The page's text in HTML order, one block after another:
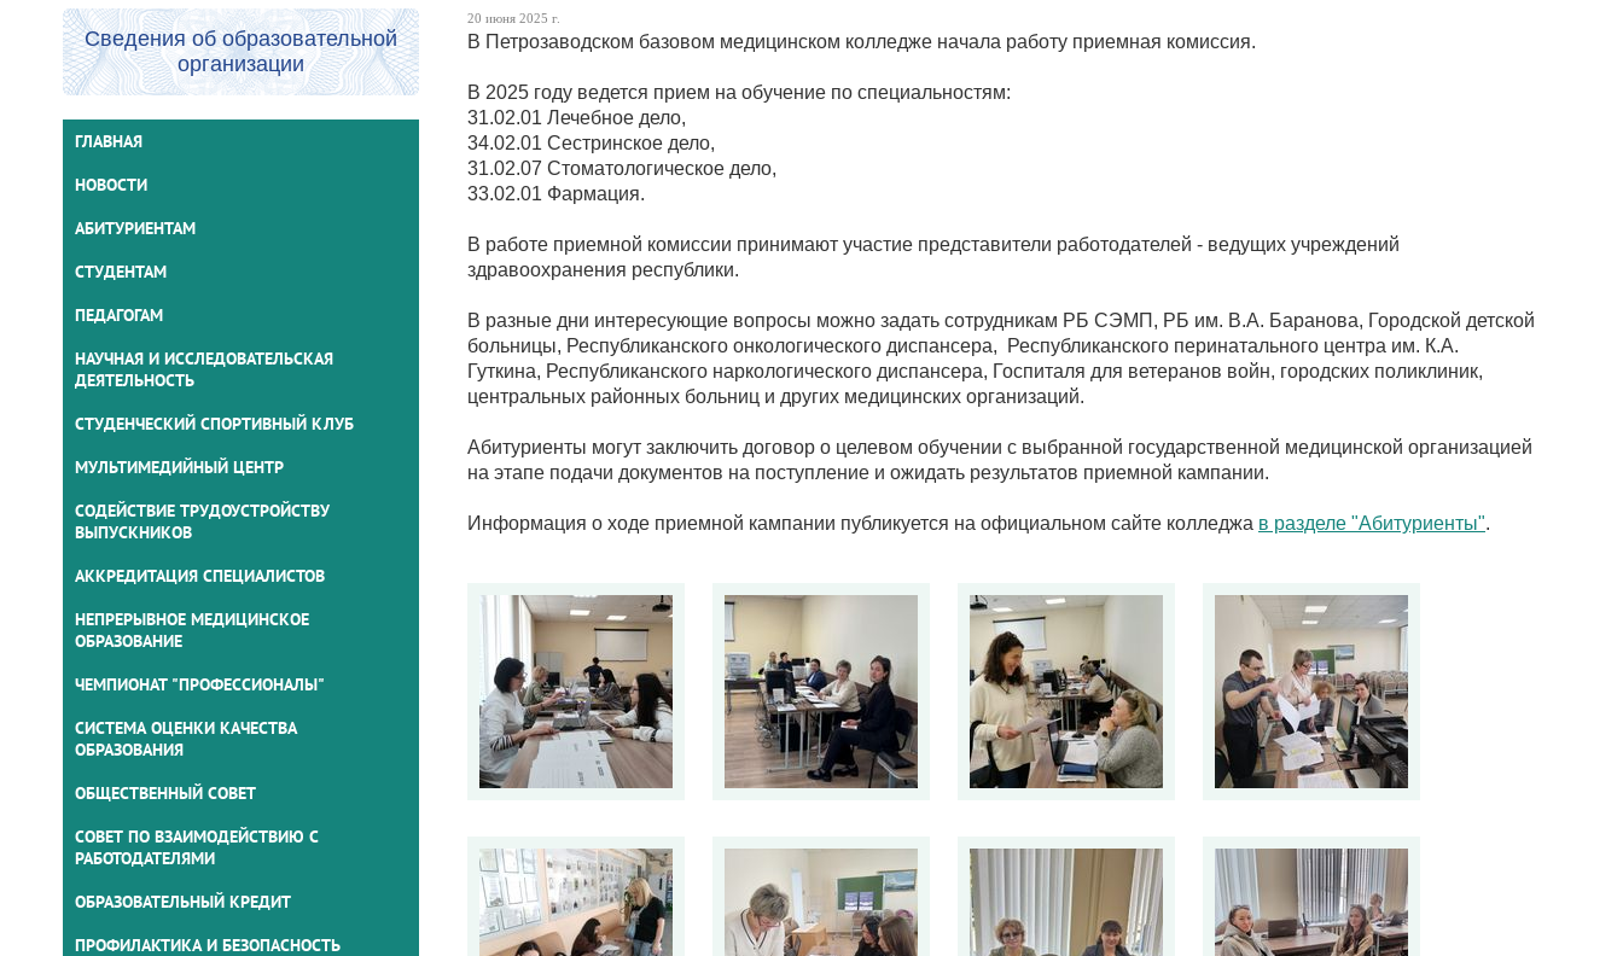
Сведения об образовательной
организации
ГЛАВНАЯ
НОВОСТИ
АБИТУРИЕНТАМ
СТУДЕНТАМ
ПЕДАГОГАМ
НАУЧНАЯ И ИССЛЕДОВАТЕЛЬСКАЯ
ДЕЯТЕЛЬНОСТЬ
СТУДЕНЧЕСКИЙ СПОРТИВНЫЙ КЛУБ
МУЛЬТИМЕДИЙНЫЙ ЦЕНТР
СОДЕЙСТВИЕ ТРУДОУСТРОЙСТВУ
ВЫПУСКНИКОВ
АККРЕДИТАЦИЯ СПЕЦИАЛИСТОВ
НЕПРЕРЫВНОЕ МЕДИЦИНСКОЕ
ОБРАЗОВАНИЕ
ЧЕМПИОНАТ "ПРОФЕССИОНАЛЫ"
СИСТЕМА ОЦЕНКИ КАЧЕСТВА
ОБРАЗОВАНИЯ
ОБЩЕСТВЕННЫЙ СОВЕТ
СОВЕТ ПО ВЗАИМОДЕЙСТВИЮ С
РАБОТОДАТЕЛЯМИ
ОБРАЗОВАТЕЛЬНЫЙ КРЕДИТ
ПРОФИЛАКТИКА И БЕЗОПАСНОСТЬ
20 июня 2025 г.
В Петрозаводском базовом медицинском колледже начала работу приемная комиссия.
В 2025 году ведется прием на обучение по специальностям:
31.02.01 Лечебное дело,
34.02.01 Сестринское дело,
31.02.07 Стоматологическое дело,
33.02.01 Фармация.
В работе приемной комиссии принимают участие представители работодателей - ведущих учреждений
здравоохранения республики.
В разные дни интересующие вопросы можно задать сотрудникам РБ СЭМП, РБ им. В.А. Баранова, Городской детской
больницы, Республиканского онкологического диспансера, Республиканского перинатального центра им. К.А.
Гуткина, Республиканского наркологического диспансера, Госпиталя для ветеранов войн, городских поликлиник,
центральных районных больниц и других медицинских организаций.
Абитуриенты могут заключить договор о целевом обучении с выбранной государственной медицинской организацией
на этапе подачи документов на поступление и ожидать результатов приемной кампании.
Информация о ходе приемной кампании публикуется на официальном сайте колледжа в разделе "Абитуриенты".